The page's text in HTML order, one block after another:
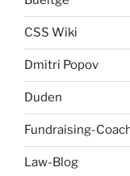
CSS Wiki
Dmitri Popov
Duden
Fundraising-
Law-Blog